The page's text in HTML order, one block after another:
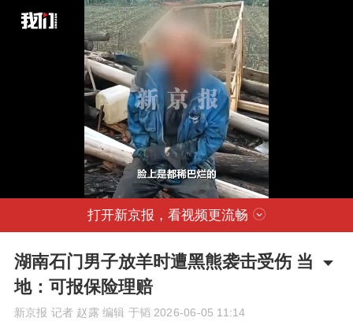
打开新京报，看视频更流畅
湖南石门男子放羊时遭黑熊袭击受伤 当
地：可报保险理赔
新京报 记者 赵露 编辑 于韬 2026-06-05 11:14